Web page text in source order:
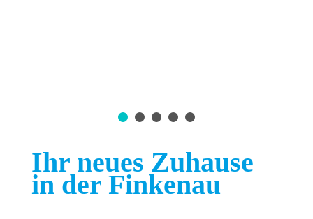
Ihr neues Zuhause
in der Finkenau